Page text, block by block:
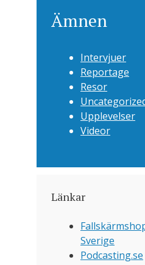
Ämnen
Intervjuer
Reportage
Resor
Upplevelser
Videor
Länkar
Sverige
Podcasting.se